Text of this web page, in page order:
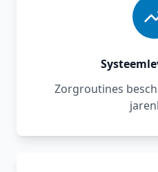
Zorgroutines